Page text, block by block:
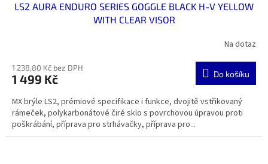
LS2 AURA ENDURO SERIES GOGGLE BLACK H-V YELLOW
WITH CLEAR VISOR
Na dotaz
1 238,80 Kč bez DPH
1 499 Kč Do košíku
MX brýle LS2, prémiové specifikace i funkce, dvojitě vstřikovaný
rámeček, polykarbonátové čiré sklo s povrchovou úpravou proti
poškrábání, příprava pro strhávačky, příprava pro...